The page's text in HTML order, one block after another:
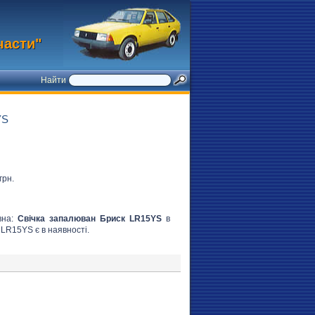
Найти
грн.
Свічка запалюван Бриск LR15YSв
є в наявності.